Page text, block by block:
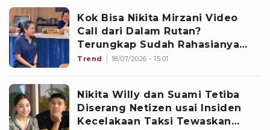
Kok Bisa Nikita Mirzani Video
Call dari Dalam Rutan?
Terungkap Sudah Rahasianya
usai Dituduh Bawa HP
Trend 18/07/2026 - 15:01
Nikita Willy dan Suami Tetiba
Diserang Netizen usai Insiden
Kecelakaan Taksi Tewaskan